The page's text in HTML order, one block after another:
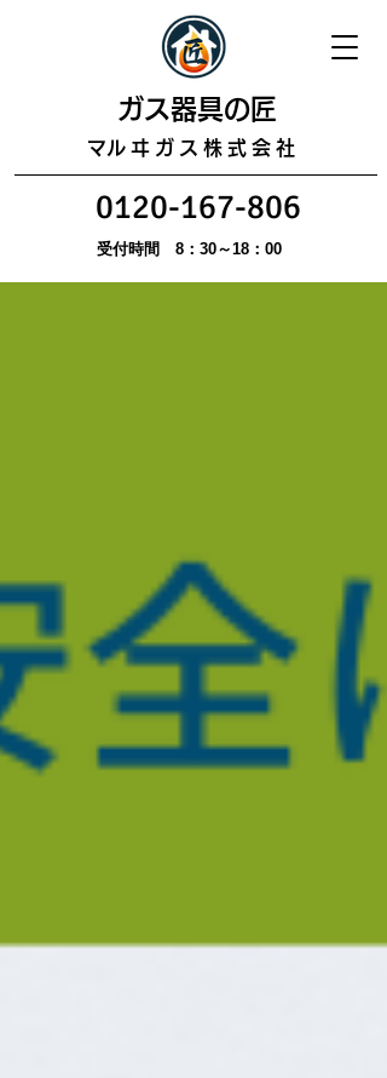
​ガス器具の匠
​マルヰガス株式会社
0120-167-806
受付時間 8：30～18：00